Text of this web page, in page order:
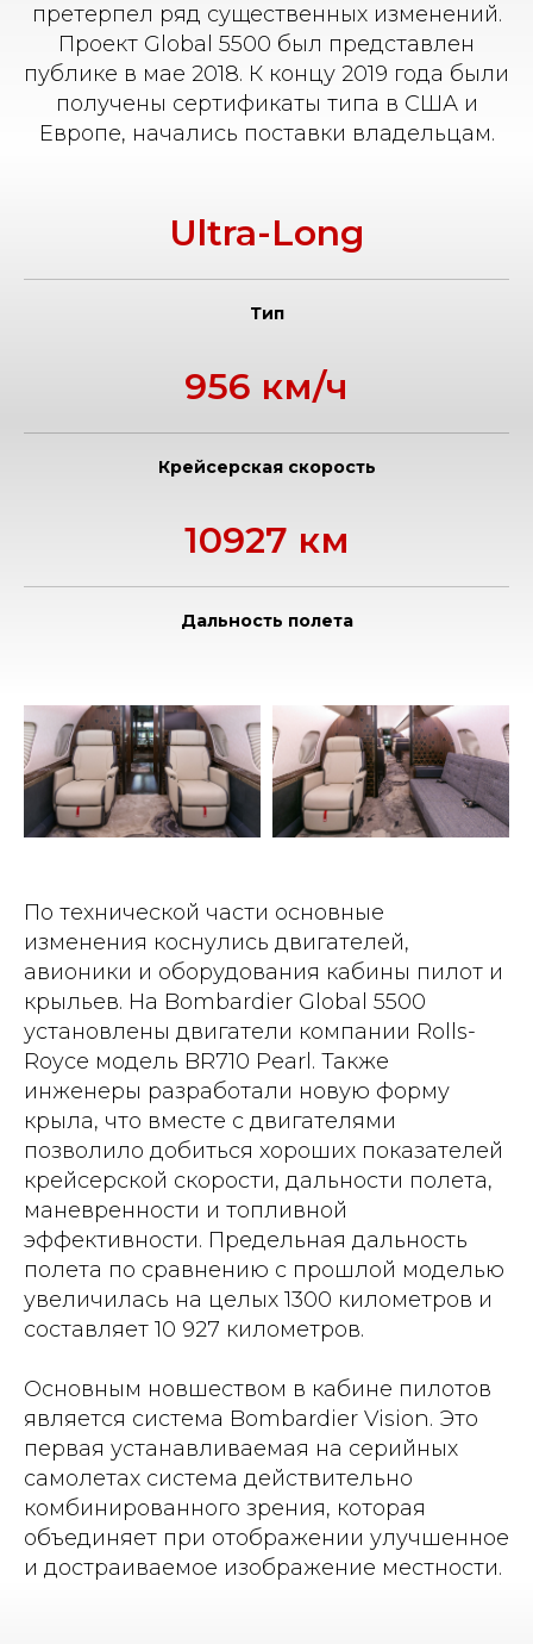
претерпел ряд существенных изменений.
Проект Global 5500 был представлен
публике в мае 2018. К концу 2019 года были
получены сертификаты типа в США и
Европе, начались поставки владельцам.
Ultra-Long
Тип
956 км/ч
Крейсерская скорость
10927 км
Дальность полета
По технической части основные
изменения коснулись двигателей,
авионики и оборудования кабины пилот и
крыльев. На Bombardier Global 5500
установлены двигатели компании Rolls-
Royce модель BR710 Pearl. Также
инженеры разработали новую форму
крыла, что вместе с двигателями
позволило добиться хороших показателей
крейсерской скорости, дальности полета,
маневренности и топливной
эффективности. Предельная дальность
полета по сравнению с прошлой моделью
увеличилась на целых 1300 километров и
составляет 10 927 километров.
Основным новшеством в кабине пилотов
является система Bombardier Vision. Это
первая устанавливаемая на серийных
самолетах система действительно
комбинированного зрения, которая
объединяет при отображении улучшенное
и достраиваемое изображение местности.